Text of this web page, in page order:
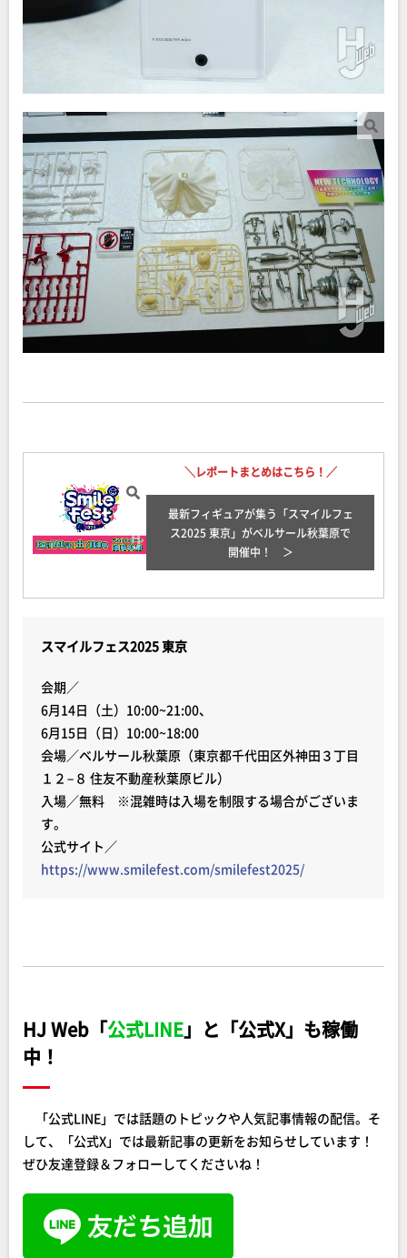
＼レポートまとめはこちら！／
最新フィギュアが集う「スマイルフェ
ス2025 東京」がベルサール秋葉原で
開催中！
スマイルフェス2025 東京
会期／
6月14日（土）10:00~21:00、
6月15日（日）10:00~18:00
会場／ベルサール秋葉原（東京都千代田区外神田３丁目
１２−８ 住友不動産秋葉原ビル）
入場／無料 ※混雑時は入場を制限する場合がございま
す。
公式サイト／
https://www.smilefest.com/smilefest2025/
HJ Web「公式LINE」と「公式X」も稼働
中！
「公式LINE」では話題のトピックや人気記事情報の配信。そ
して、「公式X」では最新記事の更新をお知らせしています！
ぜひ友達登録＆フォローしてくださいね！